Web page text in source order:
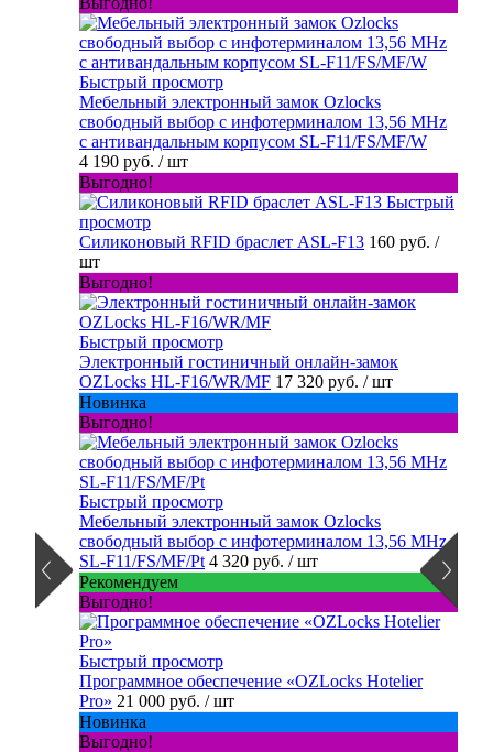
Быстрый просмотр
Мебельный электронный замок Ozlocks
свободный выбор с инфотерминалом 13,56 MHz
с антивандальным корпусом SL-F11/FS/MF/W
4 190 руб. / шт
Выгодно!
Быстрый
просмотр
Силиконовый RFID браслет ASL-F13 160 руб. /
шт
Выгодно!
Быстрый просмотр
Электронный гостиничный онлайн-замок
OZLocks HL-F16/WR/MF 17 320 руб. / шт
Новинка
Выгодно!
Быстрый просмотр
Мебельный электронный замок Ozlocks
свободный выбор с инфотерминалом 13,56 MHz
SL-F11/FS/MF/Pt 4 320 руб. / шт
Рекомендуем
Выгодно!
Быстрый просмотр
Программное обеспечение «OZLocks Hotelier
Pro» 21 000 руб. / шт
Новинка
Выгодно!